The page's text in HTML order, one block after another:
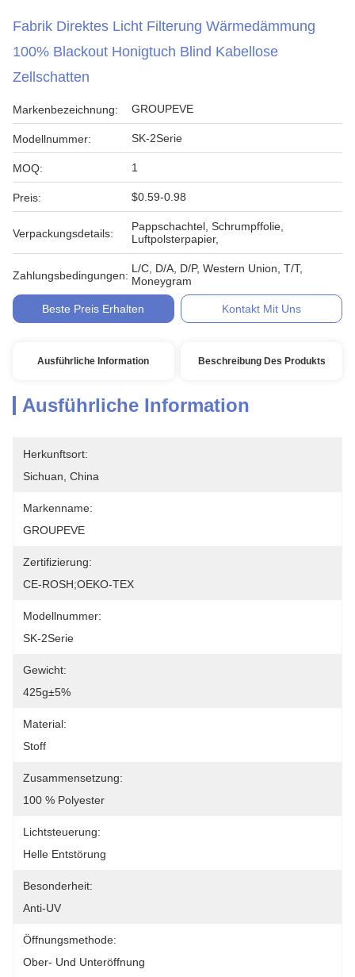
Fabrik Direktes Licht Filterung Wärmedämmung
100% Blackout Honigtuch Blind Kabellose
Zellschatten
Markenbezeichnung: GROUPEVE
Modellnummer: SK-2Serie
MOQ: 1
Preis: $0.59-0.98
Verpackungsdetails:
Pappschachtel, Schrumpffolie,
Luftpolsterpapier,
Zahlungsbedingungen:
L/C, D/A, D/P, Western Union, T/T,
Moneygram
Beste Preis Erhalten Kontakt Mit Uns
Ausführliche Information Beschreibung Des Produkts
Ausführliche Information
Herkunftsort:
Sichuan, China
Markenname:
GROUPEVE
Zertifizierung:
CE-ROSH;OEKO-TEX
Modellnummer:
SK-2Serie
Gewicht:
425g±5%
Material:
Stoff
Zusammensetzung:
100 % Polyester
Lichtsteuerung:
Helle Entstörung
Besonderheit:
Anti-UV
Öffnungsmethode:
Ober- Und Unteröffnung